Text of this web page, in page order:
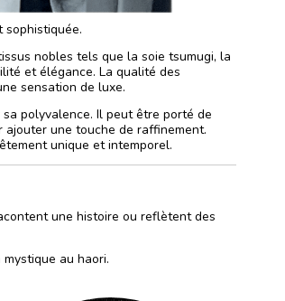
nobles tels que la soie tsumugi, la
et élégance. La qualité des
sensation de luxe.
polyvalence. Il peut être porté de
une touche de raffinement.
unique et intemporel.
une histoire ou reflètent des
au haori.